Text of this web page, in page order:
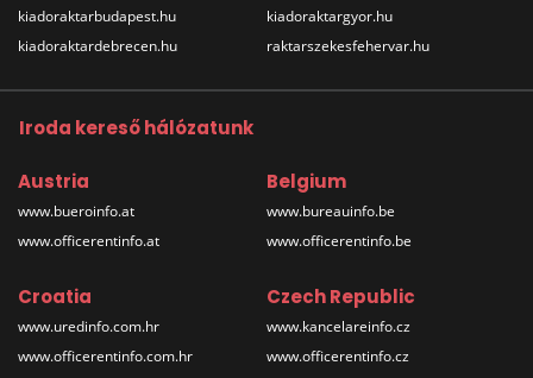
kiadoraktarbudapest.hu
kiadoraktardebrecen.hu
kiadoraktargyor.hu
raktarszekesfehervar.hu
Iroda kereső hálózatunk
Austria
www.bueroinfo.at
www.officerentinfo.at
Belgium
www.bureauinfo.be
www.officerentinfo.be
Croatia
www.uredinfo.com.hr
www.officerentinfo.com.hr
Czech Republic
www.kancelareinfo.cz
www.officerentinfo.cz